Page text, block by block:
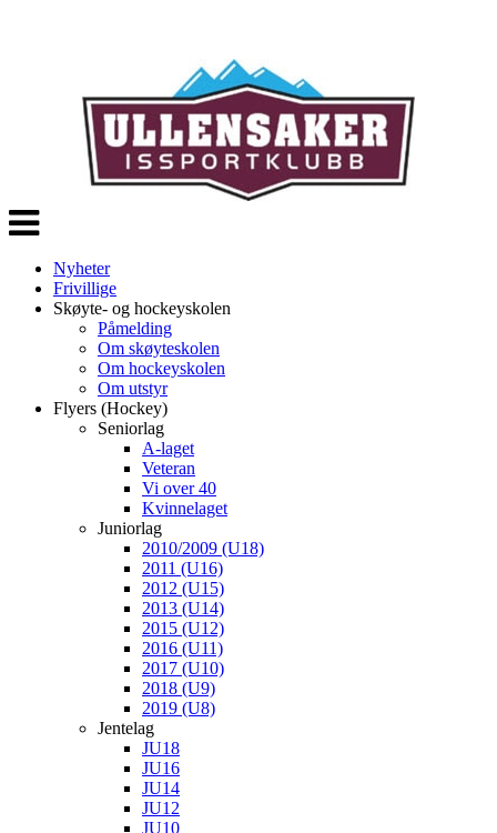
Veksle
navigasjon
Nyheter
Frivillige
Skøyte- og hockeyskolen
Påmelding
Om skøyteskolen
Om hockeyskolen
Om utstyr
Flyers (Hockey)
Seniorlag
A-laget
Veteran
Vi over 40
Kvinnelaget
Juniorlag
2010/2009 (U18)
2011 (U16)
2012 (U15)
2013 (U14)
2015 (U12)
2016 (U11)
2017 (U10)
2018 (U9)
2019 (U8)
Jentelag
JU18
JU16
JU14
JU12
JU10